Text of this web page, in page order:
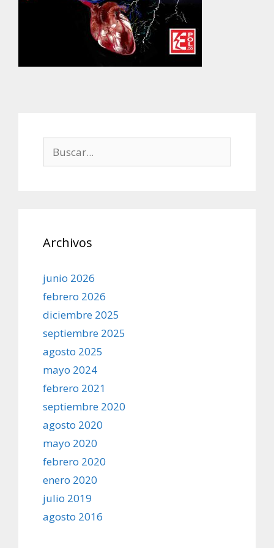
Archivos
junio 2026
febrero 2026
diciembre 2025
septiembre 2025
agosto 2025
mayo 2024
febrero 2021
septiembre 2020
agosto 2020
mayo 2020
febrero 2020
enero 2020
julio 2019
agosto 2016